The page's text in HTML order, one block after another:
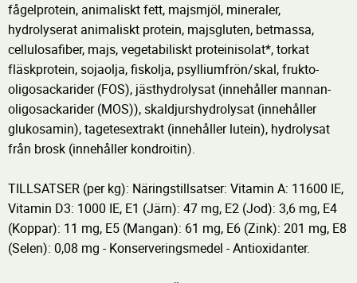
fågelprotein, animaliskt fett, majsmjöl, mineraler,
hydrolyserat animaliskt protein, majsgluten, betmassa,
cellulosafiber, majs, vegetabiliskt proteinisolat*, torkat
fläskprotein, sojaolja, fiskolja, psylliumfrön/skal, frukto-
oligosackarider (FOS), jästhydrolysat (innehåller mannan-
oligosackarider (MOS)), skaldjurshydrolysat (innehåller
glukosamin), tagetesextrakt (innehåller lutein), hydrolysat
från brosk (innehåller kondroitin).
TILLSATSER (per kg): Näringstillsatser: Vitamin A: 11600 IE,
Vitamin D3: 1000 IE, E1 (Järn): 47 mg, E2 (Jod): 3,6 mg, E4
(Koppar): 11 mg, E5 (Mangan): 61 mg, E6 (Zink): 201 mg, E8
(Selen): 0,08 mg - Konserveringsmedel - Antioxidanter.